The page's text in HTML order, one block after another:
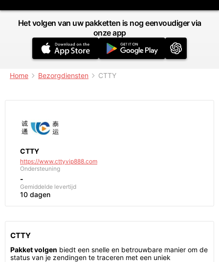
Het volgen van uw pakketten is nog eenvoudiger via
onze app
Home Bezorgdiensten CTTY
CTTY
https://www.cttyvip888.com
Ondersteuning
-
Gemiddelde levertijd
10 dagen
CTTY
Pakket volgen biedt een snelle en betrouwbare manier om de
status van je zendingen te traceren met een uniek